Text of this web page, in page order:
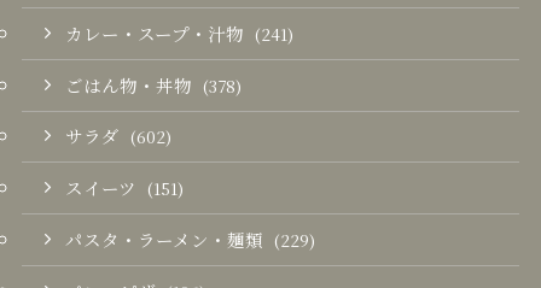
カレー・スープ・汁物 (241)
ごはん物・丼物 (378)
サラダ (602)
スイーツ (151)
パスタ・ラーメン・麺類 (229)